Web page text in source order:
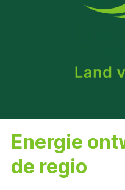
Energie
de regio